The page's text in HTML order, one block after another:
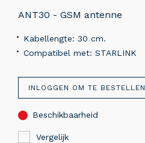
ANT30 - GSM antenne
Kabellengte: 30 cm.
Compatibel met: STARLINK
INLOGGEN OM TE BESTELLEN
Beschikbaarheid
Vergelijk